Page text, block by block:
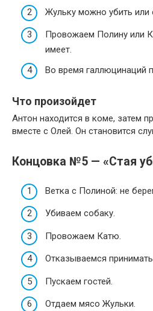
Жульку можно убить или
Провожаем Полину или
имеет.
Во время галлюцинаций
Что произойдет
Антон находится в коме, затем
вместе с Олей. Он становится
Концовка №5 — «Стая
Ветка с Полиной: не
Убиваем собаку.
Провожаем Катю.
Отказываемся
Пускаем гостей.
Отдаем мясо Жульки.